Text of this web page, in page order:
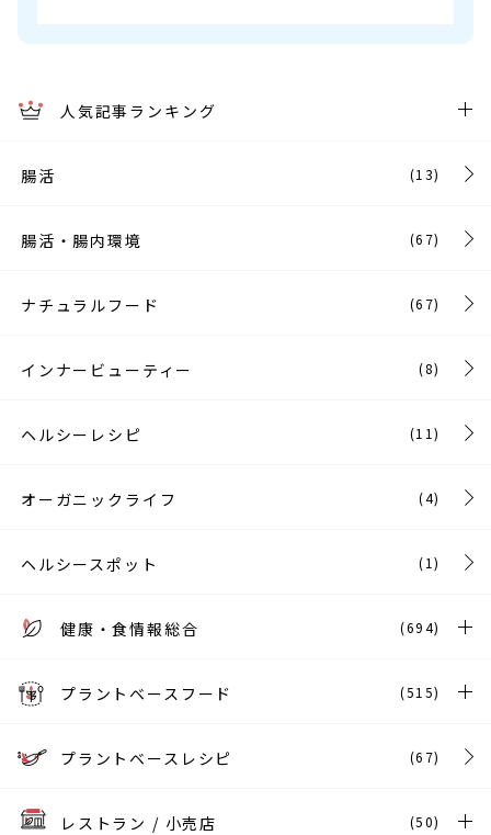
人気記事ランキング
腸活 (13)
腸活・腸内環境 (67)
ナチュラルフード (67)
インナービューティー (8)
ヘルシーレシピ (11)
オーガニックライフ (4)
ヘルシースポット (1)
健康・食情報総合 (694)
プラントベースフード (515)
プラントベースレシピ (67)
レストラン / 小売店 (50)